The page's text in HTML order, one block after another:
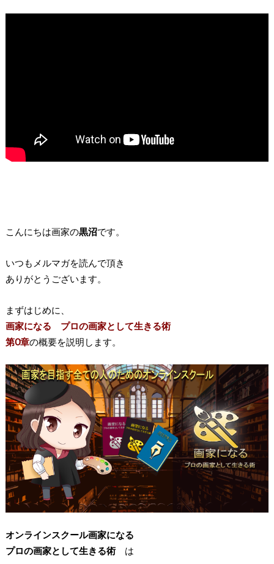
こんにちは画家の黒沼です。
いつもメルマガを読んで頂き
ありがとうございます。
まずはじめに、
画家になる プロの画家として生きる術
第0章の概要を説明します。
オンラインスクール画家になる
プロの画家として生きる術は